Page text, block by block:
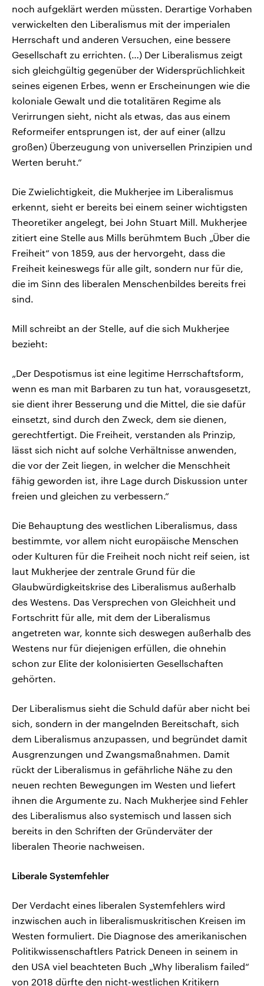
noch aufgeklärt werden müssten. Derartige Vorhaben
verwickelten den Liberalismus mit der imperialen
Herrschaft und anderen Versuchen, eine bessere
Gesellschaft zu errichten. (…) Der Liberalismus zeigt
sich gleichgültig gegenüber der Widersprüchlichkeit
seines eigenen Erbes, wenn er Erscheinungen wie die
koloniale Gewalt und die totalitären Regime als
Verirrungen sieht, nicht als etwas, das aus einem
Reformeifer entsprungen ist, der auf einer (allzu
großen) Überzeugung von universellen Prinzipien und
Werten beruht.“
Die Zwielichtigkeit, die Mukherjee im Liberalismus
erkennt, sieht er bereits bei einem seiner wichtigsten
Theoretiker angelegt, bei John Stuart Mill. Mukherjee
zitiert eine Stelle aus Mills berühmtem Buch „Über die
Freiheit“ von 1859, aus der hervorgeht, dass die
Freiheit keineswegs für alle gilt, sondern nur für die,
die im Sinn des liberalen Menschenbildes bereits frei
sind.
Mill schreibt an der Stelle, auf die sich Mukherjee
bezieht:
„Der Despotismus ist eine legitime Herrschaftsform,
wenn es man mit Barbaren zu tun hat, vorausgesetzt,
sie dient ihrer Besserung und die Mittel, die sie dafür
einsetzt, sind durch den Zweck, dem sie dienen,
gerechtfertigt. Die Freiheit, verstanden als Prinzip,
lässt sich nicht auf solche Verhältnisse anwenden,
die vor der Zeit liegen, in welcher die Menschheit
fähig geworden ist, ihre Lage durch Diskussion unter
freien und gleichen zu verbessern.“
Die Behauptung des westlichen Liberalismus, dass
bestimmte, vor allem nicht europäische Menschen
oder Kulturen für die Freiheit noch nicht reif seien, ist
laut Mukherjee der zentrale Grund für die
Glaubwürdigkeitskrise des Liberalismus außerhalb
des Westens. Das Versprechen von Gleichheit und
Fortschritt für alle, mit dem der Liberalismus
angetreten war, konnte sich deswegen außerhalb des
Westens nur für diejenigen erfüllen, die ohnehin
schon zur Elite der kolonisierten Gesellschaften
gehörten.
Der Liberalismus sieht die Schuld dafür aber nicht bei
sich, sondern in der mangelnden Bereitschaft, sich
dem Liberalismus anzupassen, und begründet damit
Ausgrenzungen und Zwangsmaßnahmen. Damit
rückt der Liberalismus in gefährliche Nähe zu den
neuen rechten Bewegungen im Westen und liefert
ihnen die Argumente zu. Nach Mukherjee sind Fehler
des Liberalismus also systemisch und lassen sich
bereits in den Schriften der Gründerväter der
liberalen Theorie nachweisen.
Liberale Systemfehler
Der Verdacht eines liberalen Systemfehlers wird
inzwischen auch in liberalismuskritischen Kreisen im
Westen formuliert. Die Diagnose des amerikanischen
Politikwissenschaftlers Patrick Deneen in seinem in
den USA viel beachteten Buch „Why liberalism failed“
von 2018 dürfte den nicht-westlichen Kritikern